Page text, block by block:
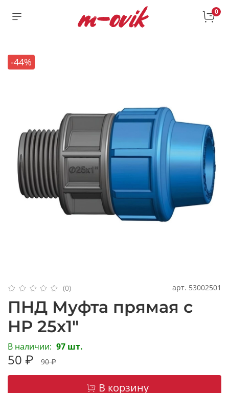
0
-44%
(0) арт. 53002501
ПНД Муфта прямая с
НР 25x1"
В наличии: 97 шт.
50 ₽ 90 ₽
В корзину